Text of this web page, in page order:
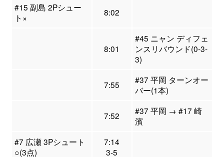
#15 副島 2Pシュー
ト×
8:02
8:01
#45 ニャン ディフェ
ンスリバウンド(0-3-
3)
7:55
#37 平岡 ターンオー
バー(1本)
7:52
#37 平岡 → #17 崎
濱
#7 広瀬 3Pシュート
○(3点)
7:14
3-5